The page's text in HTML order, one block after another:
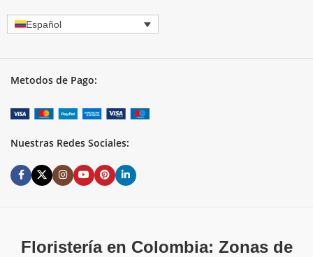
Español
Metodos de Pago:
Nuestras Redes Sociales:
Floristería en Colombia: Zonas de